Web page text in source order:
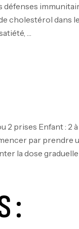
défenses
cholestérol dans
…
2 prises Enfant : 2
par prendre
la dose
: